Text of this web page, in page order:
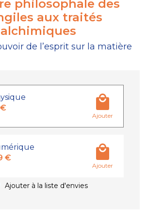
philosophale des
aux traités
alchimiques
de l’esprit sur la matière
Ajouter
€
Ajouter
Ajouter à la liste d'envies